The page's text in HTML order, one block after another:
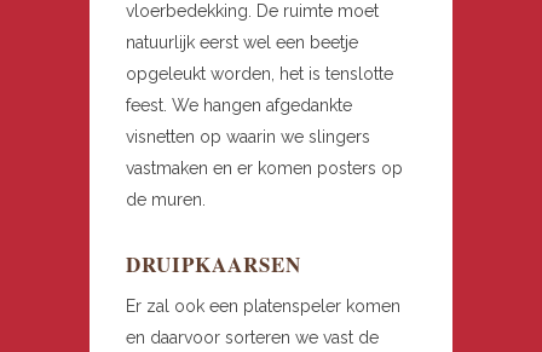
vloerbedekking. De ruimte moet
natuurlijk eerst wel een beetje
opgeleukt worden, het is tenslotte
feest. We hangen afgedankte
visnetten op waarin we slingers
vastmaken en er komen posters op
de muren.
DRUIPKAARSEN
Er zal ook een platenspeler komen
en daarvoor sorteren we vast de